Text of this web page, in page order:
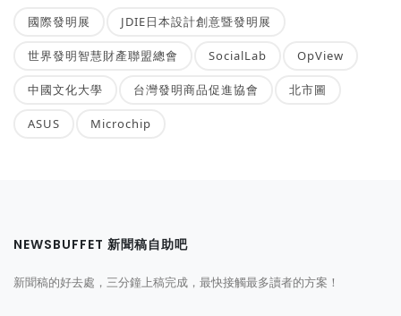
國際發明展 JDIE日本設計創意暨發明展
世界發明智慧財產聯盟總會 SocialLab OpView
中國文化大學 台灣發明商品促進協會 北市圖
ASUS Microchip
NEWSBUFFET 新聞稿自助吧
新聞稿的好去處，三分鐘上稿完成，最快接觸最多讀者的方案！